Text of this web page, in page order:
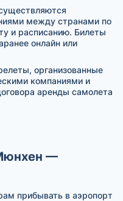
между странами по
и расписанию. Билеты
онлайн или
организованные
компаниями и
аренды самолета
—
прибывать в аэропорт